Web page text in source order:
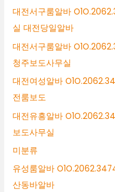
대전서구룸알바
실 대전당일알바
대전서구룸알바
청주보도사무실
대전여성알바
전룸보도
대전유흥알바
보도사무실
미분류
유성룸알바
산동바알바